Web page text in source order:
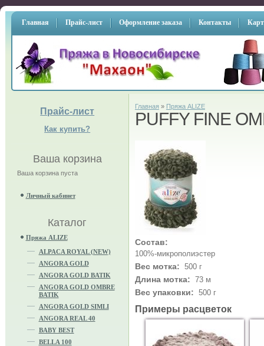
Главная Прайс-лист Оформление заказа Контакты
Прайс-лист
Как купить?
Ваша корзина
Ваша корзина пуста
Личный кабинет
Каталог
Пряжа ALIZE
ALPACA ROYAL (NEW)
ANGORA GOLD
ANGORA GOLD BATIK
ANGORA GOLD OMBRE
BATIK
ANGORA GOLD SIMLI
ANGORA REAL 40
BABY BEST
BELLA 100
Главная » Пряжа ALIZE
PUFFY FINE
Состав:
100%-микрополиэстер
Вес мотка: 500 г
Длина мотка: 73 м
Вес упаковки: 500 г
Примеры расцветок